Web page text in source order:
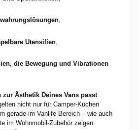
,
Utensilien,
die Bewegung und Vibrationen
zur Ästhetik Deines Vans passt.
nicht nur für Camper-Küchen
gerade im Vanlife-Bereich – wie auch
im Wohnmobil-Zubehör zeigen.